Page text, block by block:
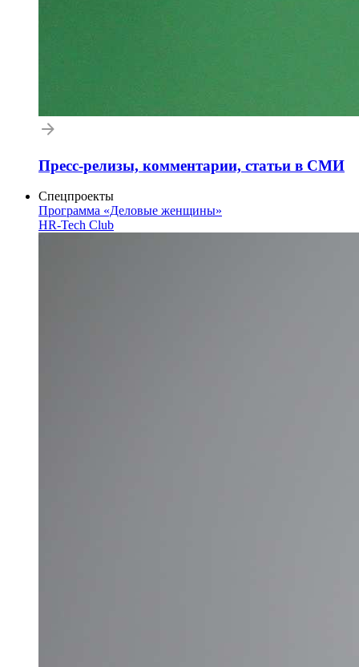
Пресс-релизы, комментарии, статьи в СМИ
Спецпроекты
Программа «Деловые женщины»
HR-Tech Club